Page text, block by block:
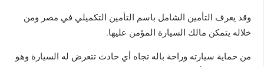
وقد يعرف التأمين الشامل باسم التأمين التكميلي في مصر ومن
خلاله يتمكن مالك السيارة المؤمن عليها.
من حماية سيارته وراحة باله تجاه أي حادث تتعرض له السيارة وهو